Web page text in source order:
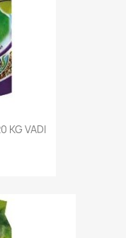
KG VADI